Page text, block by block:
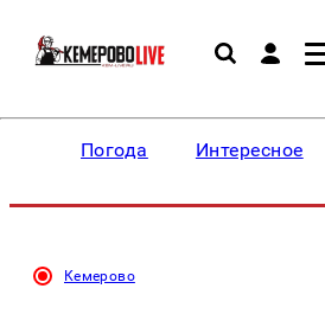
Погода Интересное
Кемерово